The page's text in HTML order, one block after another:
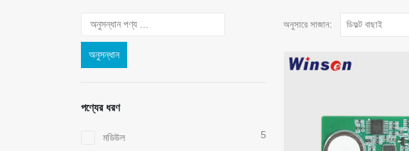
অনুসারে সাজান:
অনুসন্ধান
পণ্যের ধরণ
মডিউল 5